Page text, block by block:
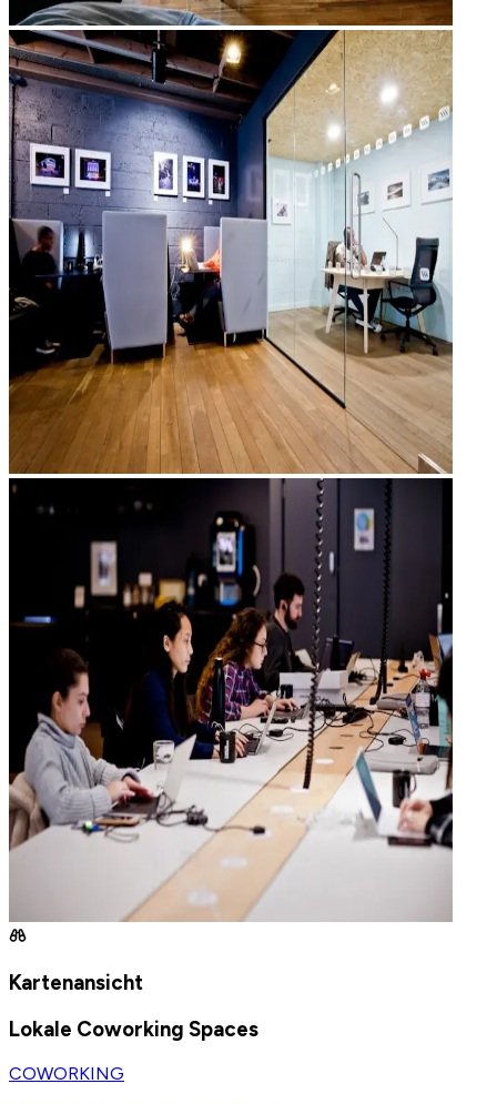
Kartenansicht
Lokale Coworking Spaces
COWORKING